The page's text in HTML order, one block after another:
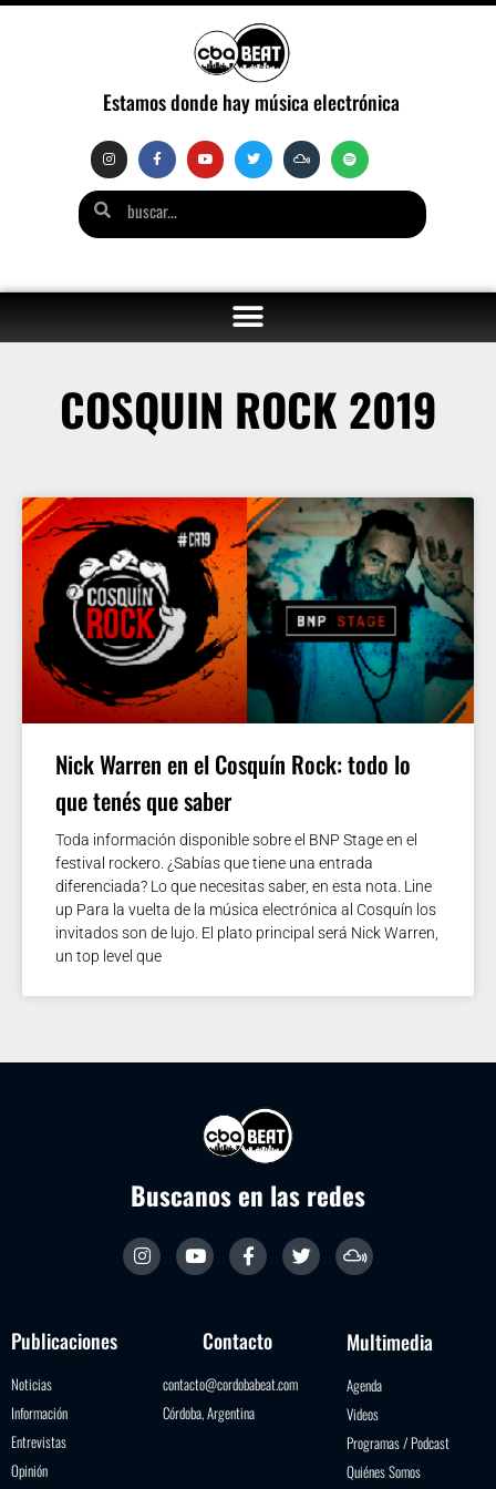
Estamos donde hay música electrónica
COSQUIN ROCK 2019
Nick Warren en el Cosquín Rock: todo lo
que tenés que saber
Toda información disponible sobre el BNP Stage en el
festival rockero. ¿Sabías que tiene una entrada
diferenciada? Lo que necesitas saber, en esta nota. Line
up Para la vuelta de la música electrónica al Cosquín los
invitados son de lujo. El plato principal será Nick Warren,
un top level que
Buscanos en las redes
Publicaciones
Noticias
Información
Entrevistas
Opinión
Contacto
contacto@cordobabeat.com
Córdoba, Argentina
Multimedia
Agenda
Videos
Programas / Podcast
Quiénes Somos